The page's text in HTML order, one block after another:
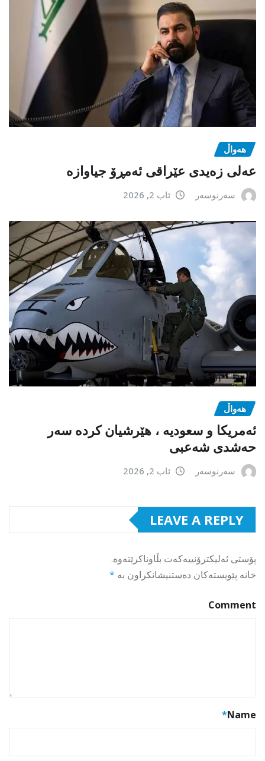
هەواڵ
عەلی زەیدی عێراقی ئەمڕۆ جیاوازە
سەرنوسەر ئاب 2, 2026
هەواڵ
ئەمریکا و سعودیە ، هێرشیان کردە سەر
حەشدی شەعبی
سەرنوسەر ئاب 2, 2026
LEAVE A REPLY
پۆستی ئەلیکترۆنییەکەت بڵاوناکرێتەوە.
خانە پێویستەکان دەستنیشانکراون بە *
Comment
Name
*